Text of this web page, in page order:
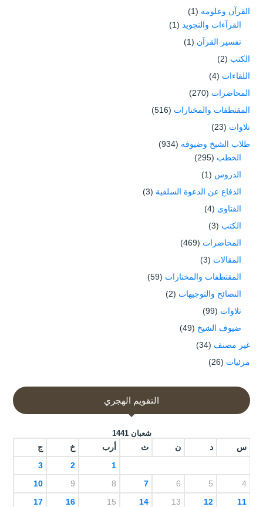
القرآن وعلومه (1)
القرآءات والتجويد (1)
تفسير القرآن (1)
الكتب (2)
اللقاءات (4)
المحاضرات (270)
المقتطفات والمختارات (516)
تلاوات (23)
طلاب الشيخ وضيوفه (934)
الخطب (295)
الدروس (1)
الدفاع عن الدعوة السلفية (3)
الفتاوى (4)
الكتب (3)
المحاضرات (469)
المقالات (3)
المقتطفات والمختارات (59)
النصائح والتوجيهات (2)
تلاوات (99)
ضيوف الشيخ (49)
غير مصنف (34)
مرئيات (26)
التقويم الهجري
شعبان 1441
س د ن ث أرب خ ج
1
2
3
4
5
6
7
8
9
10
11
12
13
14
15
16
17